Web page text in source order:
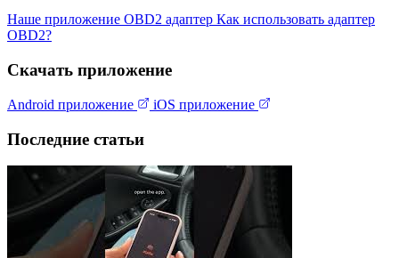
Наше приложение OBD2 адаптер Как использовать адаптер
OBD2?
Скачать приложение
Android приложение iOS приложение
Последние статьи